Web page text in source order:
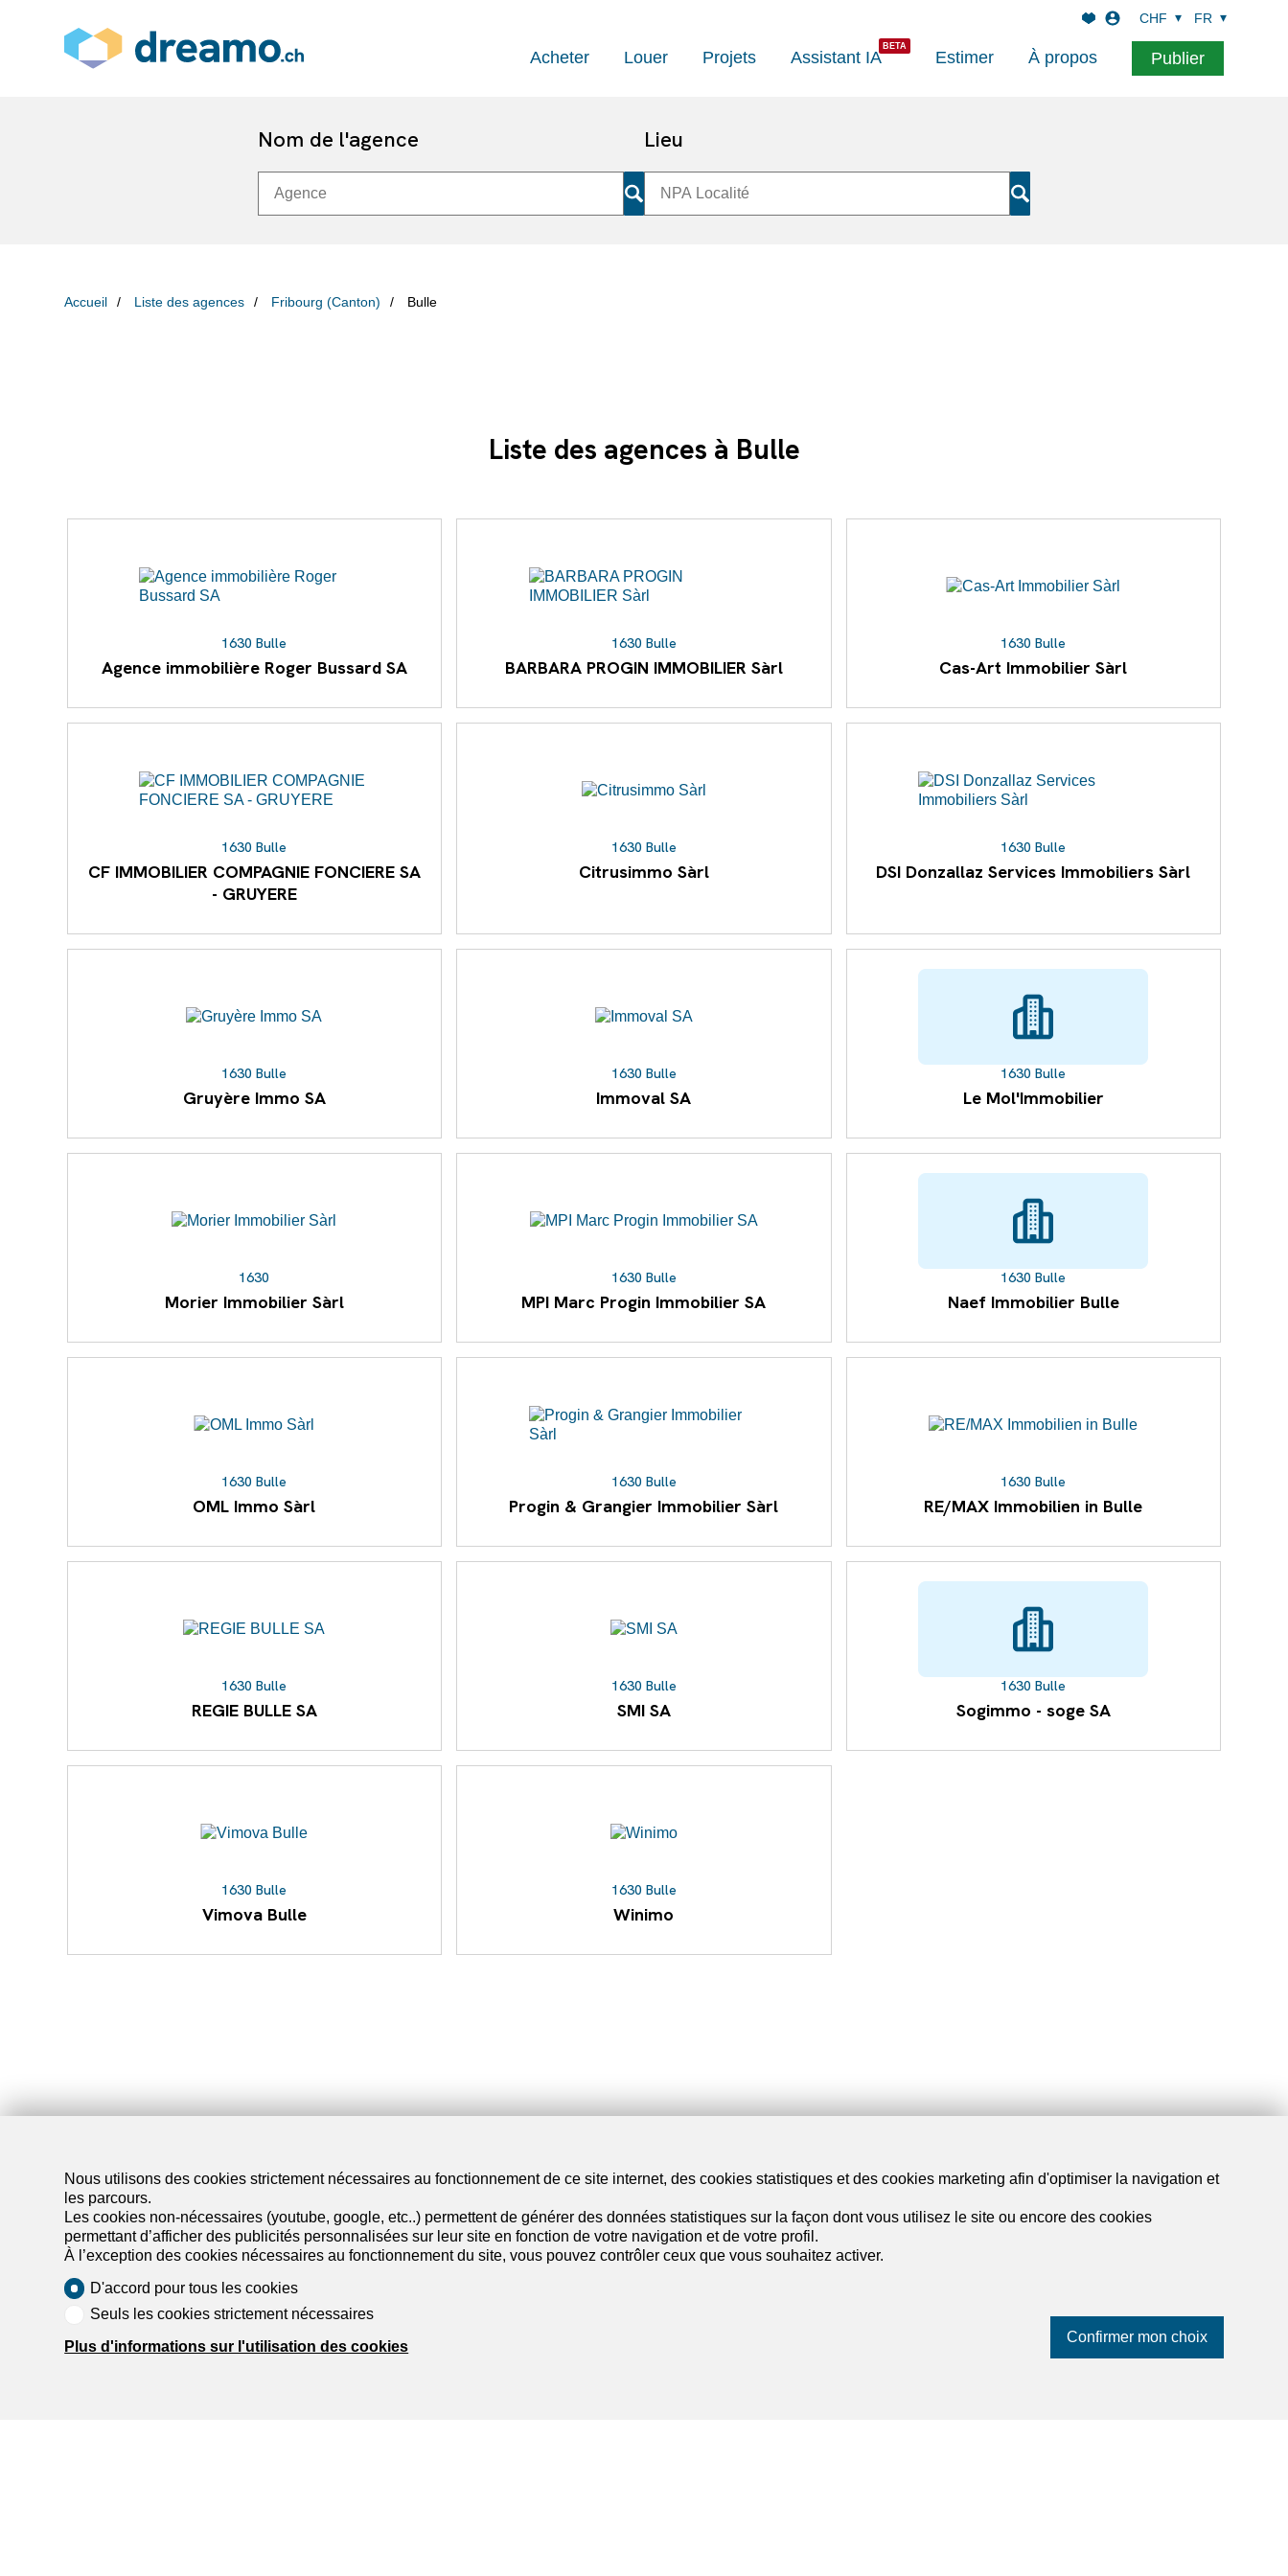
Acheter Louer Projets Assistant IA Estimer À propos Publier
CHF FR
Nom de l'agence Lieu
Accueil Liste des agences Fribourg (Canton) Bulle
Liste des agences à Bulle
1630 Bulle
Agence immobilière Roger Bussard SA
1630 Bulle
BARBARA PROGIN IMMOBILIER Sàrl
1630 Bulle
Cas-Art Immobilier Sàrl
1630 Bulle
CF IMMOBILIER COMPAGNIE FONCIERE SA
- GRUYERE
1630 Bulle
Citrusimmo Sàrl
1630 Bulle
DSI Donzallaz Services Immobiliers Sàrl
1630 Bulle
Gruyère Immo SA
1630 Bulle
Immoval SA
1630 Bulle
Le Mol'Immobilier
1630
Morier Immobilier Sàrl
1630 Bulle
MPI Marc Progin Immobilier SA
1630 Bulle
Naef Immobilier Bulle
1630 Bulle
OML Immo Sàrl
1630 Bulle
Progin & Grangier Immobilier Sàrl
1630 Bulle
RE/MAX Immobilien in Bulle
1630 Bulle
REGIE BULLE SA
1630 Bulle
SMI SA
1630 Bulle
Sogimmo - soge SA
1630 Bulle
Vimova Bulle
1630 Bulle
Winimo
Liste des agences par ville
Liste des agences à Châtel-St-Denis
Liste des agences à Düdingen
Liste des agences à Ecublens FR
Liste des agences à Villars-sur-Glâne
Nous utilisons des cookies strictement nécessaires au fonctionnement de ce site internet, des cookies statistiques et des cookies marketing afin d'optimiser la navigation et
les parcours.
Les cookies non-nécessaires (youtube, google, etc..) permettent de générer des données statistiques sur la façon dont vous utilisez le site ou encore des cookies
permettant d’afficher des publicités personnalisées sur leur site en fonction de votre navigation et de votre profil.
À l’exception des cookies nécessaires au fonctionnement du site, vous pouvez contrôler ceux que vous souhaitez activer.
D'accord pour tous les cookies
Seuls les cookies strictement nécessaires
Plus d'informations sur l'utilisation des cookies
Confirmer mon choix